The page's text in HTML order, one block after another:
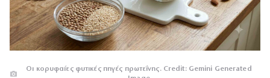
Οι κορυφαίες φυτικές πηγές πρωτεΐνης. Credit: Gemini Generated